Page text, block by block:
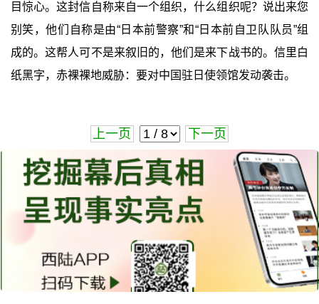
目惊心。这封信自称来自一个组织，什么组织呢？说出来您
别笑，他们自称是由“日本前警察”和“日本前自卫队队员”组
成的。这帮人可不是来叙旧的，他们是来下战书的。信里白
纸黑字，赤裸裸地威胁：要对中国驻日使领馆发动袭击。
上一页 下一页